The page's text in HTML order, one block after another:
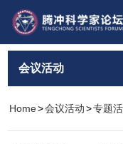
会议活动
Home>会议活动 >专题